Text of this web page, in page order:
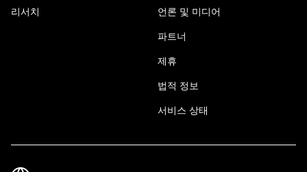
리서치 언론 및 미디어
파트너
제휴
법적 정보
서비스 상태